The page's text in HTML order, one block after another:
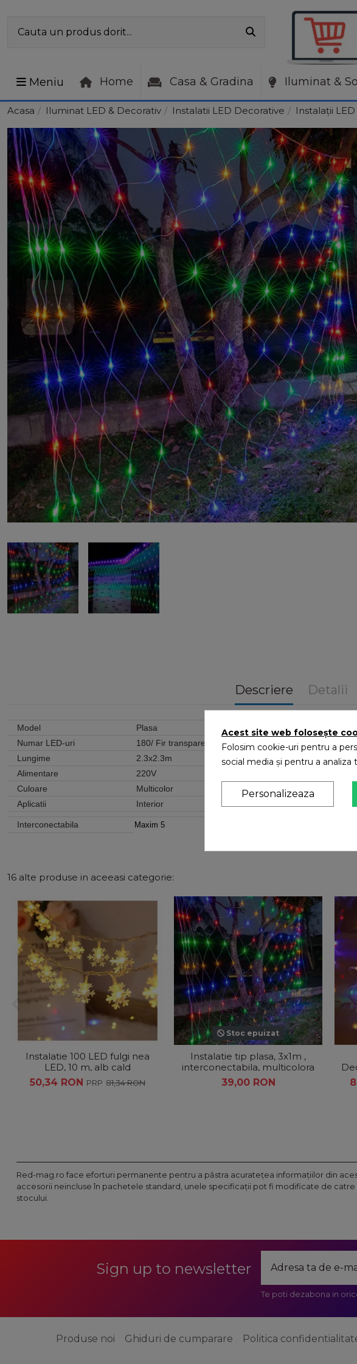
Meniu Home Casa & Gradina Iluminat &
Acasa Iluminat LED & Decorativ Instalatii LED Decorative Instalații
Descriere Detalii
Model
Plasa
Numar LED-uri
180/ Fir transparent
Lungime
2.3x2.3m
Alimentare
220V
Culoare
Multicolor
Aplicatii
Interior
Interconectabila Maxim 5
16 alte produse in aceeasi categorie:
Instalatie 100 LED fulgi nea
LED, 10 m, alb cald
50,34 RON
81,34 RON
Stoc epuizat
Instalatie tip plasa, 3x1m ,
interconectabila, multicolora
39,00 RON
Red-mag.ro face eforturi permanente pentru a păstra acurateţea informaţiilor din
accesorii neincluse în pachetele standard, unele specificaţii pot fi modificate de
stocului.
Sign up to newsletter
Te poti dezabona in
Produse noi Ghiduri de cumparare Politica
Acest site web folosește
Folosim cookie-uri pentru a
social media și pentru a analiza
Personalizeaza